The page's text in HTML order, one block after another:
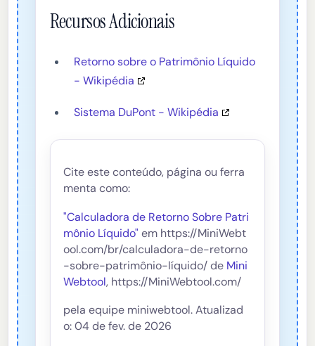
Recursos Adicionais
Retorno sobre o Patrimônio Líquido
- Wikipédia
Sistema DuPont - Wikipédia
Cite este conteúdo, página ou ferra
menta como:
"Calculadora de Retorno Sobre Patri
mônio Líquido" em https://MiniWebt
ool.com/br/calculadora-de-retorno
-sobre-patrimônio-líquido/ de Mini
Webtool, https://MiniWebtool.com/
pela equipe miniwebtool. Atualizad
o: 04 de fev. de 2026